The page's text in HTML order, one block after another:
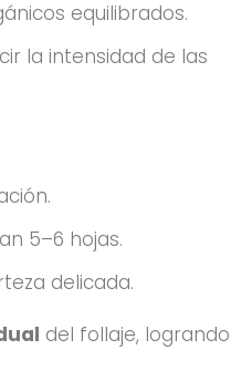
equilibrados.
la intensidad de las
5–6 hojas.
delicada.
del follaje, logrando